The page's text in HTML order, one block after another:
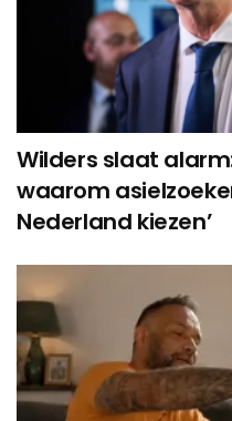
Wilders slaat
waarom
Nederland kiezen’